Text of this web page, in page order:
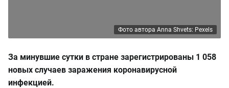
Фото автора Anna Shvets: Pexels
За минувшие сутки в стране зарегистрированы 1 058
новых случаев заражения коронавирусной
инфекцией.